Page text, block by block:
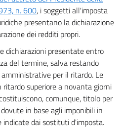
n. 600, i soggetti all'imposta
presentano la dichiarazione
dei redditi propri.
dichiarazioni presentate entro
del termine, salva restando
per il ritardo. Le
superiore a novanta giorni
comunque, titolo per
in base agli imponibili in
dai sostituti d'imposta.